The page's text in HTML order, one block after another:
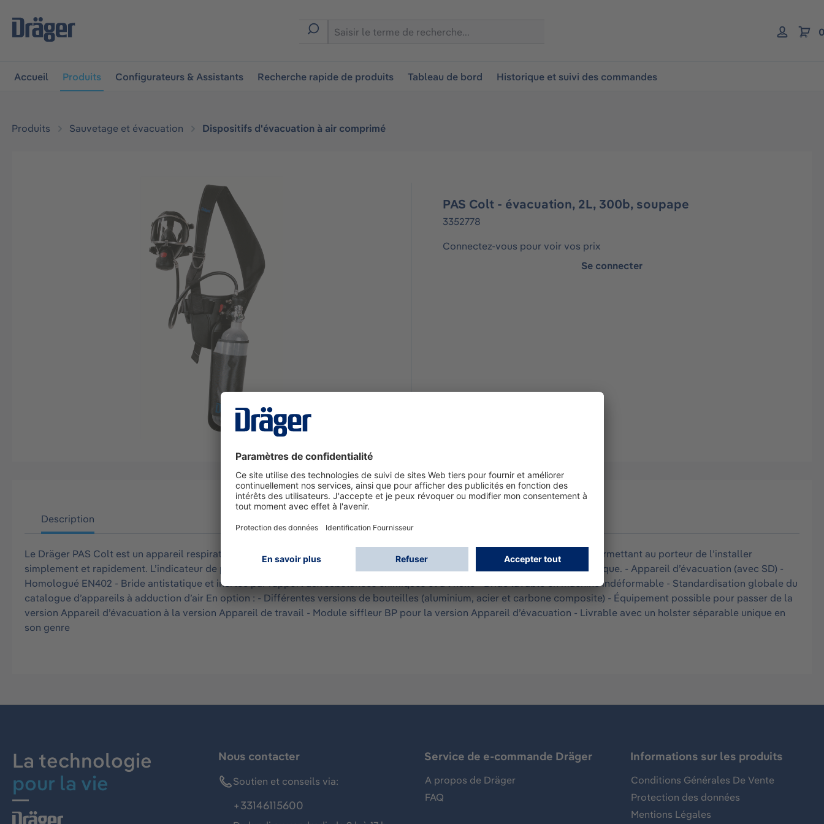
à la navigation principale
Accueil Produits Configurateurs & Assistants Recherche rapide de produits Tableau de bord Historique et suivi des commandes
Produits Sauvetage et évacuation Dispositifs d'évacuation à air comprimé
PAS Colt - évacuation, 2L, 300b, soupape
3352778
Connectez-vous pour voir vos prix
Se connecter
Description
Le Dräger PAS Colt est un appareil respiratoire isolant fixé à la hanche avec un système de bride indéformable et ingénieux permettant au porteur de l’installer
simplement et rapidement. L’indicateur de pression est intégré dans le robinet de la bouteille pour faciliter l’inspection périodique. - Appareil d’évacuation (avec SD) -
Homologué EN402 - Bride antistatique et inertée par rapport aux substances chimiques et à l’huile - Bride lavable en machine indéformable - Standardisation globale du
catalogue d’appareils à adduction d’air En option : - Différentes versions de bouteilles (aluminium, acier et carbone composite) - Équipement possible pour passer de la
version Appareil d’évacuation à la version Appareil de travail - Module siffleur BP pour la version Appareil d’évacuation - Livrable avec un holster séparable unique en
son genre
La technologie
pour la vie
Nous contacter
Soutien et conseils via:
+33146115600
Service de e-commande Dräger
A propos de Dräger
FAQ
Informations sur les produits
Conditions Générales De Vente
Protection des données
Mentions Légales